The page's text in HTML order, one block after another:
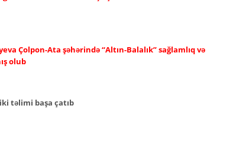
Çolpon-Ata şəhərində “Altın-Balalık” sağlamlıq və
olub
təlimi başa çatıb